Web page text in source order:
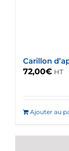
Carillon
72,00€ HT
Ajouter au